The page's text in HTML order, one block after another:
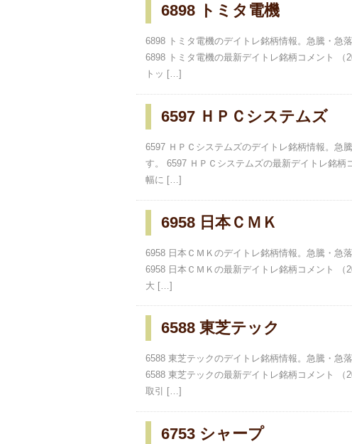
6898 トミタ電機
6898 トミタ電機のデイトレ銘柄情報。急騰・急
6898 トミタ電機の最新デイトレ銘柄コメント （
トッ […]
6597 ＨＰＣシステムズ
6597 ＨＰＣシステムズのデイトレ銘柄情報。急
す。 6597 ＨＰＣシステムズの最新デイトレ銘
幅に […]
6958 日本ＣＭＫ
6958 日本ＣＭＫのデイトレ銘柄情報。急騰・急
6958 日本ＣＭＫの最新デイトレ銘柄コメント
大 […]
6588 東芝テック
6588 東芝テックのデイトレ銘柄情報。急騰・急
6588 東芝テックの最新デイトレ銘柄コメント
取引 […]
6753 シャープ